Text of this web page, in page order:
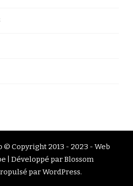
© Copyright 2013 - 2023 - Web
| Développé parBlossom
parWordPress.